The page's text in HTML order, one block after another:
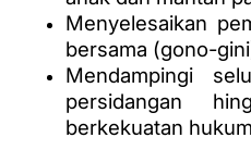
Menyelesaikan
bersama (gono-
Mendampingi
persidangan
berkekuatan